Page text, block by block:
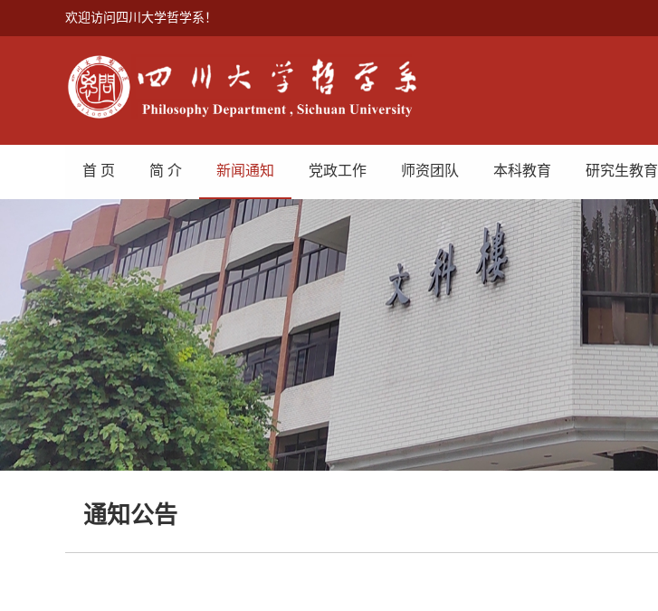
欢迎访问四川大学哲学系！
首 页 简 介 新闻通知 党政工作 师资团队 本科教育 研究生教育
通知公告